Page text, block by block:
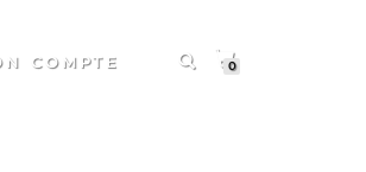
COMPTE 0